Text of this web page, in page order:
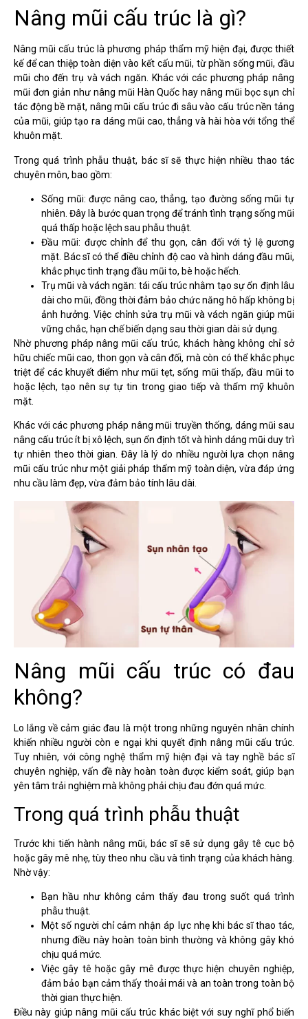
Nâng mũi cấu trúc là gì?
Nâng mũi cấu trúc là phương pháp thẩm mỹ hiện đại, được thiết
kế để can thiệp toàn diện vào kết cấu mũi, từ phần sống mũi, đầu
mũi cho đến trụ và vách ngăn. Khác với các phương pháp nâng
mũi đơn giản như nâng mũi Hàn Quốc hay nâng mũi bọc sụn chỉ
tác động bề mặt, nâng mũi cấu trúc đi sâu vào cấu trúc nền tảng
của mũi, giúp tạo ra dáng mũi cao, thẳng và hài hòa với tổng thể
khuôn mặt.
Trong quá trình phẫu thuật, bác sĩ sẽ thực hiện nhiều thao tác
chuyên môn, bao gồm:
Sống mũi: được nâng cao, thẳng, tạo đường sống mũi tự
nhiên. Đây là bước quan trọng để tránh tình trạng sống mũi
quá thấp hoặc lệch sau phẫu thuật.
Đầu mũi: được chỉnh để thu gọn, cân đối với tỷ lệ gương
mặt. Bác sĩ có thể điều chỉnh độ cao và hình dáng đầu mũi,
khắc phục tình trạng đầu mũi to, bè hoặc hếch.
Trụ mũi và vách ngăn: tái cấu trúc nhằm tạo sự ổn định lâu
dài cho mũi, đồng thời đảm bảo chức năng hô hấp không bị
ảnh hưởng. Việc chỉnh sửa trụ mũi và vách ngăn giúp mũi
vững chắc, hạn chế biến dạng sau thời gian dài sử dụng.
Nhờ phương pháp nâng mũi cấu trúc, khách hàng không chỉ sở
hữu chiếc mũi cao, thon gọn và cân đối, mà còn có thể khắc phục
triệt để các khuyết điểm như mũi tẹt, sống mũi thấp, đầu mũi to
hoặc lệch, tạo nên sự tự tin trong giao tiếp và thẩm mỹ khuôn
mặt.
Khác với các phương pháp nâng mũi truyền thống, dáng mũi sau
nâng cấu trúc ít bị xô lệch, sụn ổn định tốt và hình dáng mũi duy trì
tự nhiên theo thời gian. Đây là lý do nhiều người lựa chọn nâng
mũi cấu trúc như một giải pháp thẩm mỹ toàn diện, vừa đáp ứng
nhu cầu làm đẹp, vừa đảm bảo tính lâu dài.
Nâng mũi cấu trúc có đau
không?
Lo lắng về cảm giác đau là một trong những nguyên nhân chính
khiến nhiều người còn e ngại khi quyết định nâng mũi cấu trúc.
Tuy nhiên, với công nghệ thẩm mỹ hiện đại và tay nghề bác sĩ
chuyên nghiệp, vấn đề này hoàn toàn được kiểm soát, giúp bạn
yên tâm trải nghiệm mà không phải chịu đau đớn quá mức.
Trong quá trình phẫu thuật
Trước khi tiến hành nâng mũi, bác sĩ sẽ sử dụng gây tê cục bộ
hoặc gây mê nhẹ, tùy theo nhu cầu và tình trạng của khách hàng.
Nhờ vậy:
Bạn hầu như không cảm thấy đau trong suốt quá trình
phẫu thuật.
Một số người chỉ cảm nhận áp lực nhẹ khi bác sĩ thao tác,
nhưng điều này hoàn toàn bình thường và không gây khó
chịu quá mức.
Việc gây tê hoặc gây mê được thực hiện chuyên nghiệp,
đảm bảo bạn cảm thấy thoải mái và an toàn trong toàn bộ
thời gian thực hiện.
Điều này giúp nâng mũi cấu trúc khác biệt với suy nghĩ phổ biến